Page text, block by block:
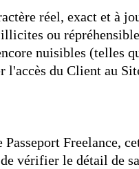
réel, exact et à
ou
nuisibles (telles
l'accès du Client au
Freelance,
vérifier le détail de sa